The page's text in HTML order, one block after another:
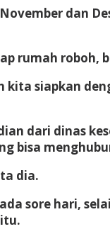
dan
rumah roboh,
kita siapkan
dari dinas
bisa
dia.
sore hari,